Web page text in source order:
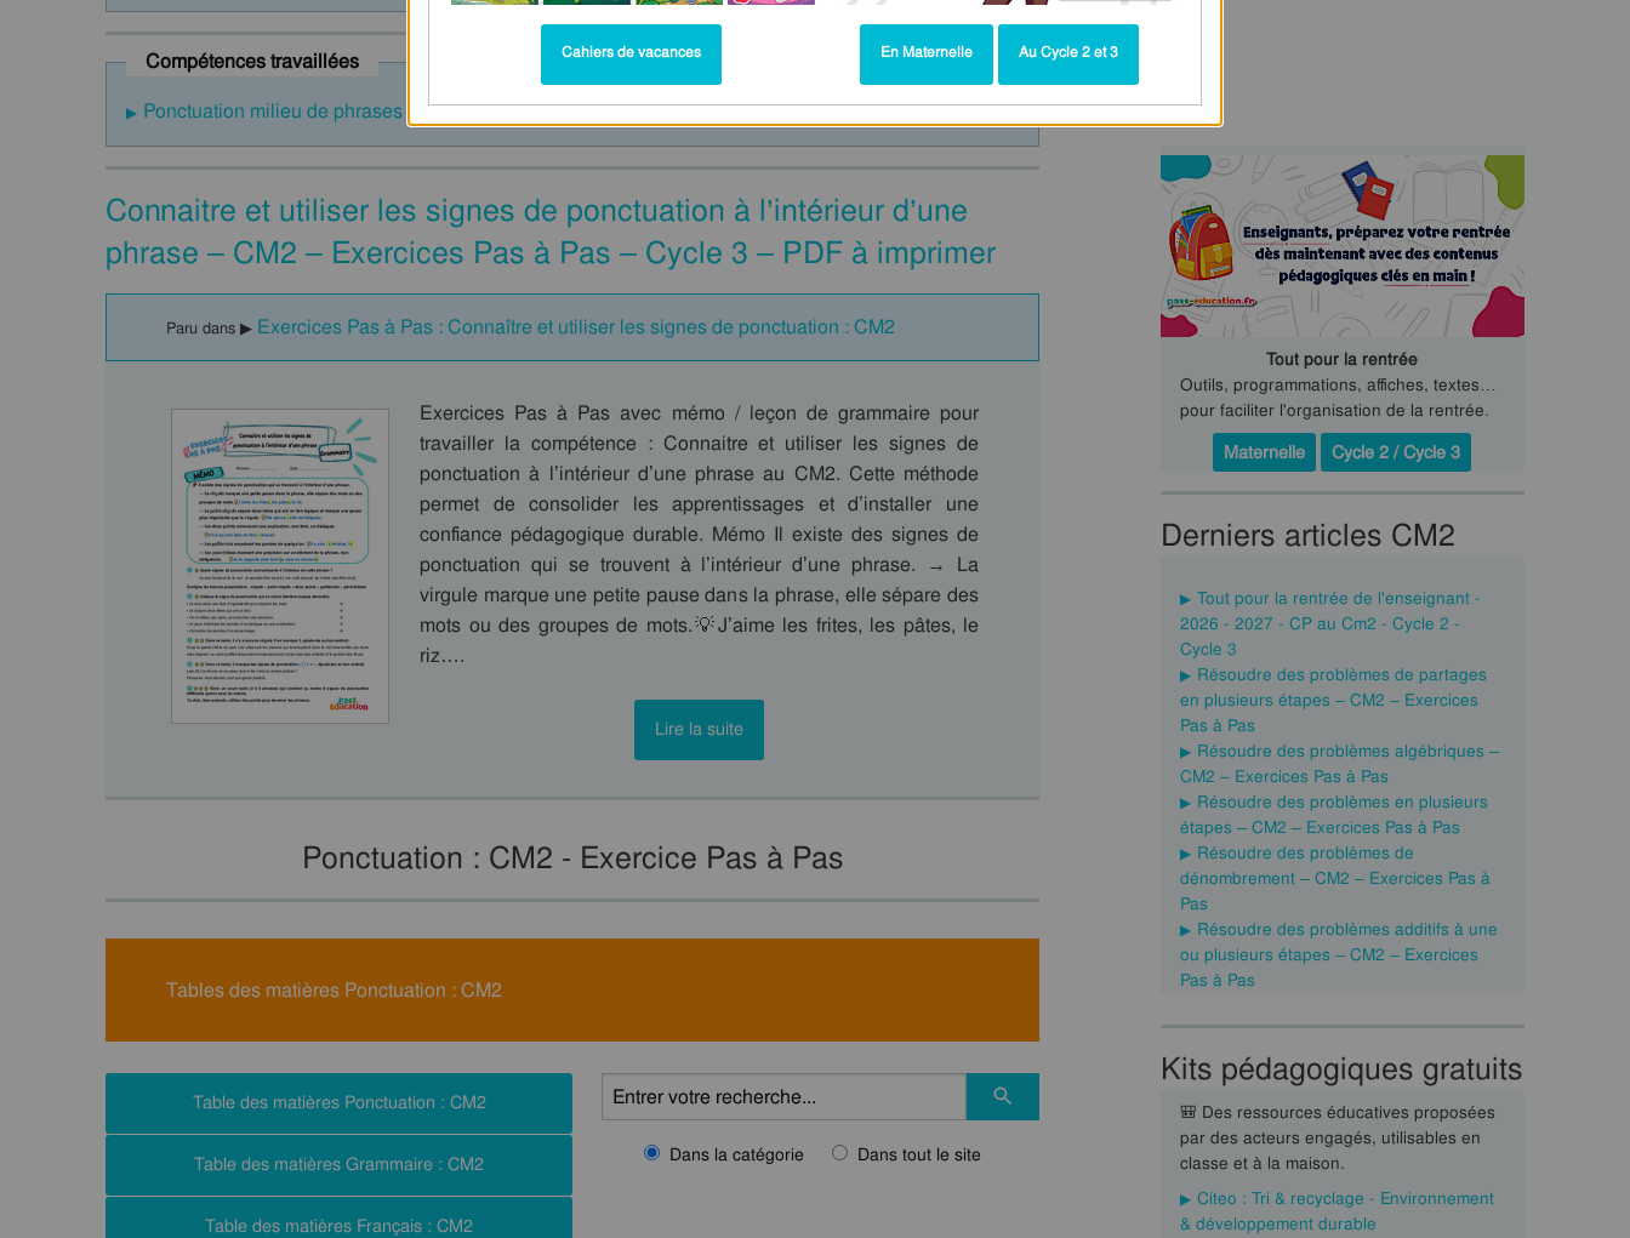
Compétences travaillées
Ponctuation milieu de phrases
Connaitre et utiliser les signes de ponctuation à l’intérieur d’une
phrase – CM2 – Exercices Pas à Pas – Cycle 3 – PDF à imprimer
Paru dans ▶ Exercices Pas à Pas : Connaître et utiliser les signes de ponctuation : CM2
Exercices Pas à Pas avec mémo / leçon de grammaire pour
travailler la compétence : Connaitre et utiliser les signes de
ponctuation à l’intérieur d’une phrase au CM2. Cette méthode
permet de consolider les apprentissages et d’installer une
confiance pédagogique durable. Mémo Il existe des signes de
ponctuation qui se trouvent à l’intérieur d’une phrase. → La
virgule marque une petite pause dans la phrase, elle sépare des
mots ou des groupes de mots.💡J’aime les frites, les pâtes, le
riz….
Lire la suite
Ponctuation : CM2 - Exercice Pas à Pas
Tables des matières Ponctuation : CM2
Table des matières Ponctuation : CM2
Table des matières Grammaire : CM2
Table des matières Français : CM2
Dans la catégorie Dans tout le site
Tout pour la rentrée
Outils, programmations, affiches, textes…
pour faciliter l'organisation de la rentrée.
Maternelle
Cycle 2 / Cycle 3
Derniers articles CM2
Tout pour la rentrée de l'enseignant -
2026 - 2027 - CP au Cm2 - Cycle 2 -
Cycle 3
Résoudre des problèmes de partages
en plusieurs étapes – CM2 – Exercices
Pas à Pas
Résoudre des problèmes algébriques –
CM2 – Exercices Pas à Pas
Résoudre des problèmes en plusieurs
étapes – CM2 – Exercices Pas à Pas
Résoudre des problèmes de
dénombrement – CM2 – Exercices Pas à
Pas
Résoudre des problèmes additifs à une
ou plusieurs étapes – CM2 – Exercices
Pas à Pas
Kits pédagogiques gratuits
🎒 Des ressources éducatives proposées
par des acteurs engagés, utilisables en
classe et à la maison.
Citeo : Tri & recyclage - Environnement
& développement durable
Cahiers de vacances En Maternelle Au Cycle 2 et 3